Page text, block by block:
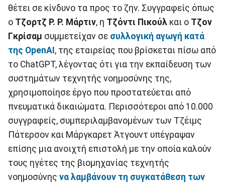
θέτει σε κίνδυνο τα προς το ζην. Συγγραφείς όπως
ο Τζορτζ Ρ. Ρ. Μάρτιν, η Τζόντι Πικούλ και ο Τζον
Γκρίσαμ συμμετείχαν σε συλλογική αγωγή κατά
της OpenAI , της εταιρείας που βρίσκεται πίσω από
το ChatGPT, λέγοντας ότι για την εκπαίδευση των
συστημάτων τεχνητής νοημοσύνης της,
χρησιμοποίησε έργο που προστατεύεται από
πνευματικά δικαιώματα. Περισσότεροι από 10.000
συγγραφείς, συμπεριλαμβανομένων των Τζέιμς
Πάτερσον και Μάργκαρετ Άτγουντ υπέγραψαν
επίσης μια ανοιχτή επιστολή με την οποία καλούν
τους ηγέτες της βιομηχανίας τεχνητής
νοημοσύνης να λαμβάνουν τη συγκατάθεση των